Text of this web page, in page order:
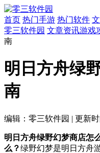
首页 热门手游 热门软件
零三软件园 文章资讯游戏
南
明日方舟绿
南
编辑：零三软件园 | 更新时
明日方舟绿野幻梦商店怎
么？绿野幻梦是明日方舟